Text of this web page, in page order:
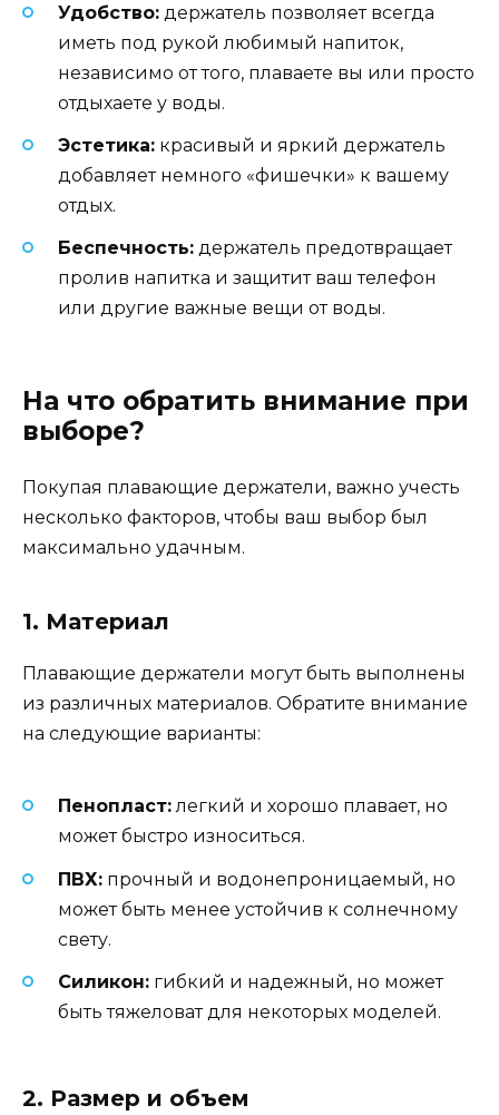
Удобство: держатель позволяет всегда
иметь под рукой любимый напиток,
независимо от того, плаваете вы или просто
отдыхаете у воды.
Эстетика: красивый и яркий держатель
добавляет немного «фишечки» к вашему
отдых.
Беспечность: держатель предотвращает
пролив напитка и защитит ваш телефон
или другие важные вещи от воды.
На что обратить внимание при
выборе?
Покупая плавающие держатели, важно учесть
несколько факторов, чтобы ваш выбор был
максимально удачным.
1. Материал
Плавающие держатели могут быть выполнены
из различных материалов. Обратите внимание
на следующие варианты:
Пенопласт:легкий и хорошо плавает, но
может быстро износиться.
ПВХ: прочный и водонепроницаемый, но
может быть менее устойчив к солнечному
свету.
Силикон: гибкий и надежный, но может
быть тяжеловат для некоторых моделей.
2. Размер и объем